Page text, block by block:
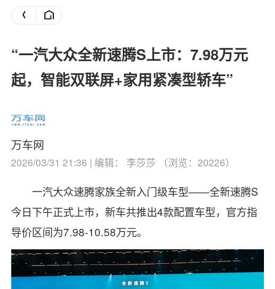
“一汽大众全新速腾S上市：7.98万元
起，智能双联屏+家用紧凑型轿车”
万车网
2026/03/31 21:36 | 编辑： 李莎莎 （浏览：20226）
一汽大众速腾家族全新入门级车型——全新速腾S
今日下午正式上市，新车共推出4款配置车型，官方指
导价区间为7.98-10.58万元。